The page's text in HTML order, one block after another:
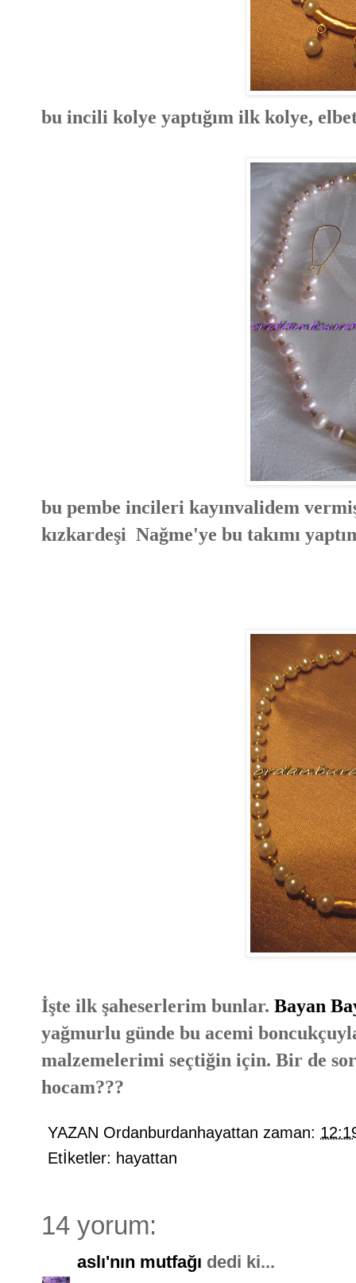
bu incili kolye yaptığım ilk kolye,
bu pembe incileri kayınvalidem
kızkardeşi Nağme'ye bu takımı
İşte ilk şaheserlerim bunlar. Bayan
yağmurlu günde bu acemi
malzemelerimi seçtiğin için. Bir de
hocam???
YAZAN Ordanburdanhayattan zaman:
Etİketler: hayattan
14 yorum:
aslı'nın mutfağı dedi ki...